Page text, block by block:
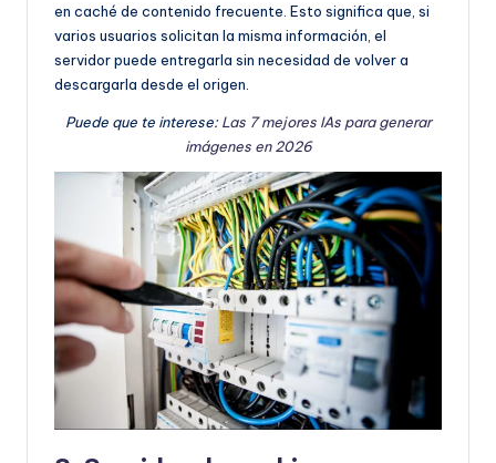
en caché de contenido frecuente. Esto significa que, si
varios usuarios solicitan la misma información, el
servidor puede entregarla sin necesidad de volver a
descargarla desde el origen.
Puede que te interese:Las 7 mejores IAs para generar
imágenes en 2026